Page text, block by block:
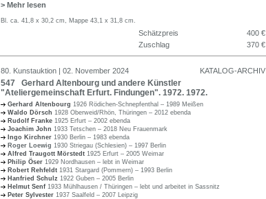
> Mehr lesen
Bl. ca. 41,8 x 30,2 cm, Mappe 43,1 x 31,8 cm.
Schätzpreis
400 €
Zuschlag
370 €
80. Kunstauktion | 02. November 2024 KATALOG-ARCHIV
547 Gerhard Altenbourg und andere Künstler
"Ateliergemeinschaft Erfurt. Findungen". 1972. 1972.
Gerhard Altenbourg 1926 Rödichen-Schnepfenthal – 1989 Meißen
Waldo Dörsch 1928 Oberweid/Rhön, Thüringen – 2012 ebenda
Rudolf Franke 1925 Erfurt – 2002 ebenda
Joachim John 1933 Tetschen – 2018 Neu Frauenmark
Ingo Kirchner 1930 Berlin – 1983 ebenda
Roger Loewig 1930 Striegau (Schlesien) – 1997 Berlin
Alfred Traugott Mörstedt 1925 Erfurt – 2005 Weimar
Philip Öser 1929 Nordhausen – lebt in Weimar
Robert Rehfeldt 1931 Stargard (Pommern) – 1993 Berlin
Hanfried Schulz 1922 Guben – 2005 Berlin
Helmut Senf 1933 Mühlhausen / Thüringen – lebt und arbeitet in Sassnitz
Peter Sylvester 1937 Saalfeld – 2007 Leipzig